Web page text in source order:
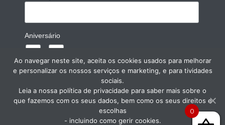
Aniversário
0
Ao navegar neste site, aceita os cookies usados para melhorar
e personalizar os nossos serviços e marketing, e para tividades
sociais.
Leia a nossa política de privacidade para saber mais sobre o
que fazemos com os seus dados, bem como os seus direitos e
escolhas
- incluindo como gerir cookies.